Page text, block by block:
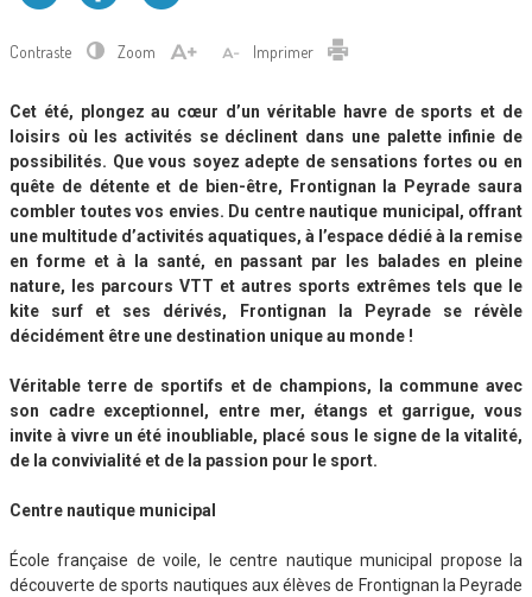
Contraste Zoom Imprimer
Cet été, plongez au cœur d’un véritable havre de sports et de
loisirs où les activités se déclinent dans une palette infinie de
possibilités. Que vous soyez adepte de sensations fortes ou en
quête de détente et de bien-être, Frontignan la Peyrade saura
combler toutes vos envies. Du centre nautique municipal, offrant
une multitude d’activités aquatiques, à l’espace dédié à la remise
en forme et à la santé, en passant par les balades en pleine
nature, les parcours VTT et autres sports extrêmes tels que le
kite surf et ses dérivés, Frontignan la Peyrade se révèle
décidément être une destination unique au monde !
Véritable terre de sportifs et de champions, la commune avec
son cadre exceptionnel, entre mer, étangs et garrigue, vous
invite à vivre un été inoubliable, placé sous le signe de la vitalité,
de la convivialité et de la passion pour le sport.
Centre nautique municipal
École française de voile, le centre nautique municipal propose la
découverte de sports nautiques aux élèves de Frontignan la Peyrade